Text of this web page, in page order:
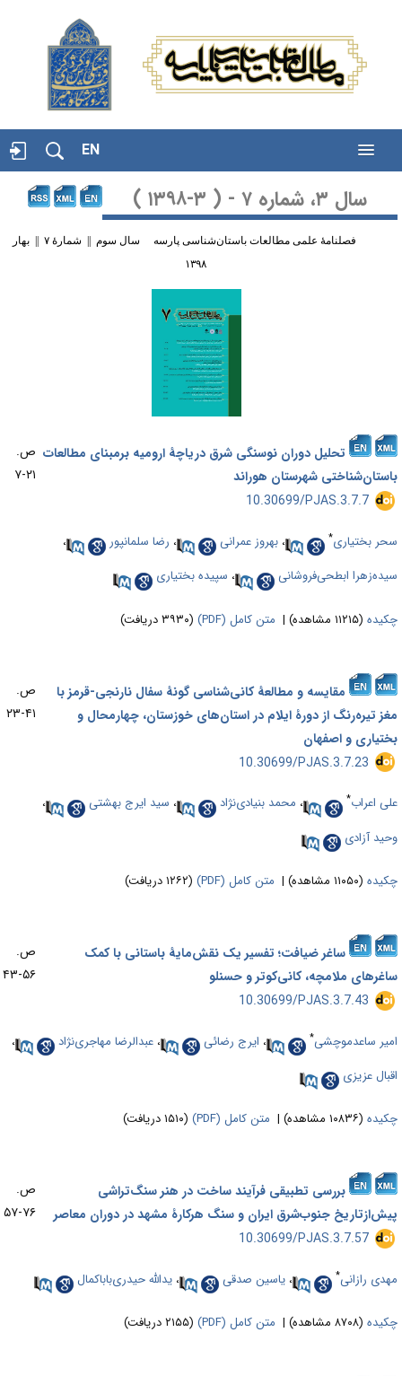
EN
سال ۳، شماره ۷ - ( ۳-۱۳۹۸ )
فصلنامۀ علمی مطالعات باستان‌شناسی پارسه سال سوم || شمارۀ ۷ || بهار
تحلیل دوران نوسنگی شرق دریاچۀ ارومیه برمبنای مطالعات
شهرستان هوراند
ص.
۲۱-۷
‎ 10.30699/PJAS.3.7.7
بختیاری* ،بهروز عمرانی ،رضا سلمانپور
،
ابطحی‌فروشانی
،سپیده بختیاری
(۱۱۲۱۵ مشاهده) | متن کامل (PDF) (۳۹۳۰ دریافت)
مقایسه و مطالعۀ کانی‌شناسی گونۀ سفال نارنجی-قرمز با
تیره‌رنگ از دورۀ ایلام در استان‌های خوزستان، چهار‌محال و
و اصفهان
ص.
۴۱-۲۳
‎ 10.30699/PJAS.3.7.23
اعراب* ،محمد بنیادی‌نژاد ،سید ایرج بهشتی
،
آزادی
(۱۱۰۵۰ مشاهده) | متن کامل (PDF) (۱۲۶۲ دریافت)
ساغر ضیافت؛ تفسیر یک نقش­‌مایۀ باستانی با کمک
ملامچه، کانی‌کوتر و حسنلو
ص.
۵۶-۴۳
‎ 10.30699/PJAS.3.7.43
ساعدموچشی ،ایرج رضائی ،عبدالرضا مهاجری‌نژاد
،
عزیزی
(۱۰۸۳۶ مشاهده) | متن کامل (PDF) (۱۵۱۰ دریافت)
بررسی تطبیقی فرآیند ساخت در هنر سنگ‌تراشی
جنوب‌شرق ایران و سنگ هرکارۀ مشهد در دوران معاصر
ص.
۷۶-۵۷
‎ 10.30699/PJAS.3.7.57
رازانی ،یاسین صدقی ،یدالله حیدری‌باباکمال
(۸۷۰۸ مشاهده) | متن کامل (PDF) (۲۱۵۵ دریافت)